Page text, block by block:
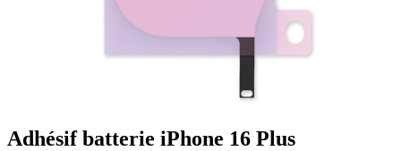
Adhésif batterie iPhone 16 Plus